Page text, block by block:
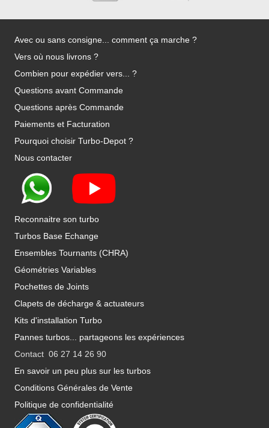
Avec ou sans consigne... comment ça marche ?
Vers où nous livrons ?
Combien pour expédier vers... ?
Questions avant Commande
Questions après Commande
Paiements et Facturation
Pourquoi choisir Turbo-Depot ?
Nous contacter
Reconnaitre son turbo
Turbos Base Echange
Ensembles Tournants (CHRA)
Géométries Variables
Pochettes de Joints
Clapets de décharge & actuateurs
Kits d'installation Turbo
Pannes turbos... partageons les expériences
Contact 06 27 14 26 90
En savoir un peu plus sur les turbos
Conditions Générales de Vente
Politique de confidentialité